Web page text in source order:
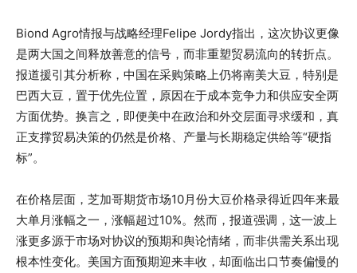
Biond Agro情报与战略经理Felipe Jordy指出，这次协议更像
是两大国之间释放善意的信号，而非重塑贸易流向的转折点。
报道援引其分析称，中国在采购策略上仍将南美大豆，特别是
巴西大豆，置于优先位置，原因在于成本竞争力和供应安全两
方面优势。换言之，即便美中在政治和外交层面寻求缓和，真
正支撑贸易决策的仍然是价格、产量与长期稳定供给等“硬指
标”。
在价格层面，芝加哥期货市场10月份大豆价格录得近四年来最
大单月涨幅之一，涨幅超过10%。然而，报道强调，这一波上
涨更多源于市场对协议的预期和舆论情绪，而非供需关系出现
根本性变化。美国方面预期迎来丰收，却面临出口节奏偏慢的